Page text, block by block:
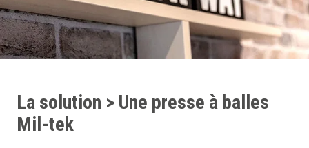
La solution > Une presse à balles
Mil-tek